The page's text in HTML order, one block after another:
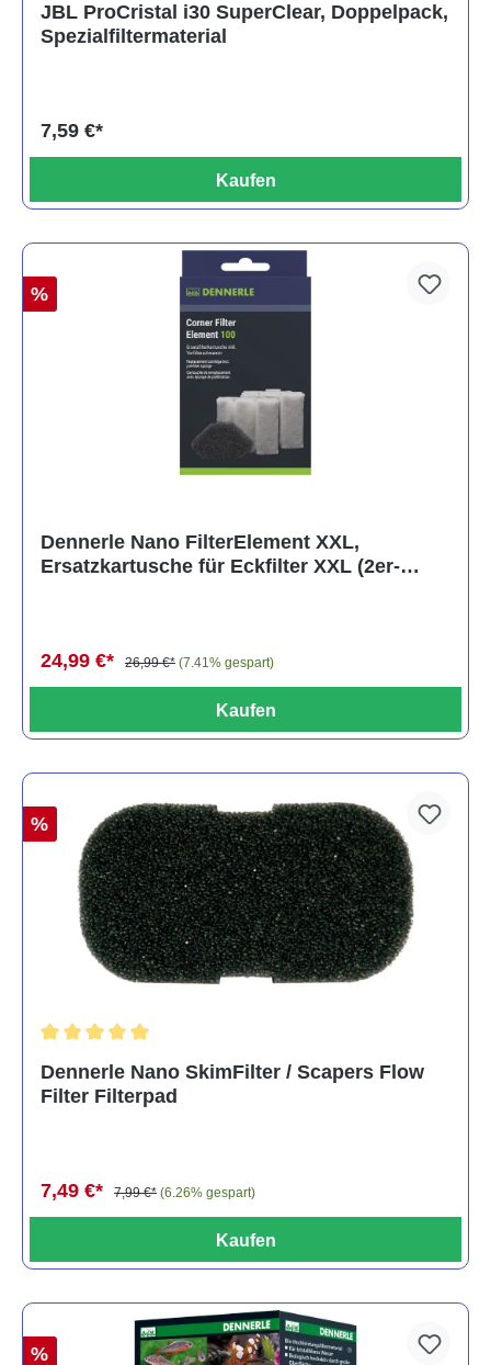
JBL ProCristal i30 SuperClear, Doppelpack,
Spezialfiltermaterial
7,59 €*
Kaufen
%
Dennerle Nano FilterElement XXL,
Ersatzkartusche für Eckfilter XXL (2er-
24,99 €* 26,99 €* (7.41% gespart)
Kaufen
%
Dennerle Nano SkimFilter / Scapers Flow
Filter Filterpad
7,49 €* 7,99 €* (6.26% gespart)
Kaufen
%